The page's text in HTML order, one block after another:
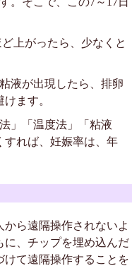
ど上がったら、少なくと
液が出現したら、排卵
ます。
」「温度法」「粘液
すれば、妊娠率は、年
ら遠隔操作されないよ
に、チップを埋め込んだ
て遠隔操作することを